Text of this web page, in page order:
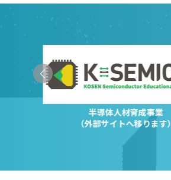
半導体人材育成事業
（外部サイトへ移ります）